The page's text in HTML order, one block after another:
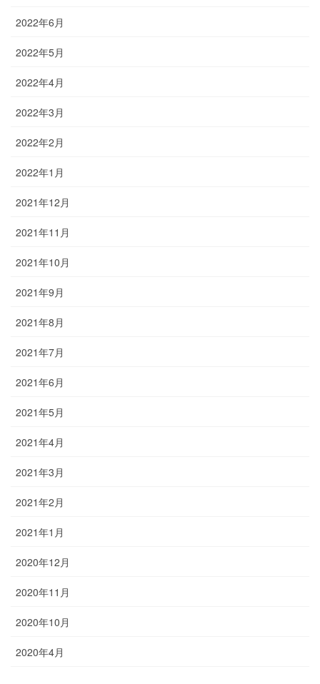
2022年6月
2022年5月
2022年4月
2022年3月
2022年2月
2022年1月
2021年12月
2021年11月
2021年10月
2021年9月
2021年8月
2021年7月
2021年6月
2021年5月
2021年4月
2021年3月
2021年2月
2021年1月
2020年12月
2020年11月
2020年10月
2020年4月